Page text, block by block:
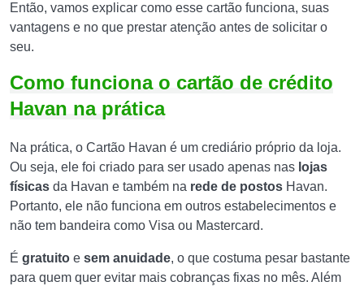
Então, vamos explicar como esse cartão funciona, suas
vantagens e no que prestar atenção antes de solicitar o
seu.
Como funciona o cartão de crédito
Havan na prática
Na prática, o Cartão Havan é um crediário próprio da loja.
Ou seja, ele foi criado para ser usado apenas nas lojas
físicas da Havan e também na rede de postos Havan.
Portanto, ele não funciona em outros estabelecimentos e
não tem bandeira como Visa ou Mastercard.
É gratuito e sem anuidade, o que costuma pesar bastante
para quem quer evitar mais cobranças fixas no mês. Além